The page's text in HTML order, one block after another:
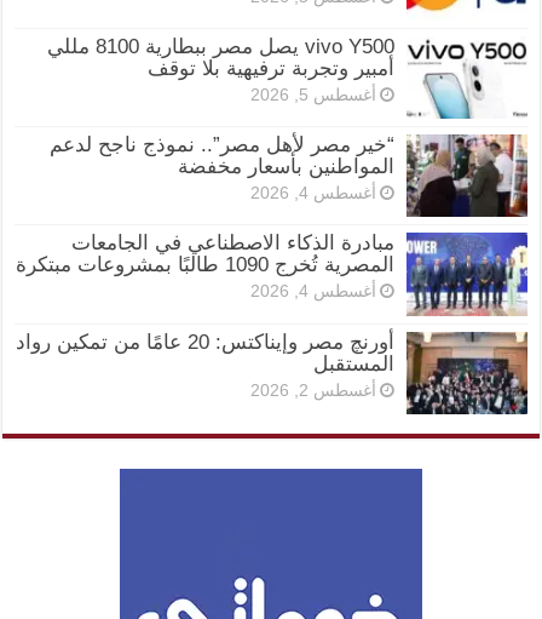
vivo Y500 يصل مصر ببطارية 8100 مللي
أمبير وتجربة ترفيهية بلا توقف
أغسطس 5, 2026
“خير مصر لأهل مصر”.. نموذج ناجح لدعم
المواطنين بأسعار مخفضة
أغسطس 4, 2026
مبادرة الذكاء الاصطناعي في الجامعات
المصرية تُخرج 1090 طالبًا بمشروعات مبتكرة
أغسطس 4, 2026
أورنچ مصر وإيناكتس: 20 عامًا من تمكين رواد
المستقبل
أغسطس 2, 2026